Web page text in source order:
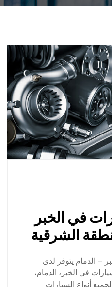
في الخبر
الشرقية
– الدمام يتوفر لدى
في الخبر، الدمام،
أنواع السيارات